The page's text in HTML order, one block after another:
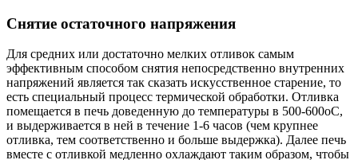
Снятие остаточного напряжения
Для средних или достаточно мелких отливок самым
эффективным способом снятия непосредственно внутренних
напряжений является так сказать искусственное старение, то
есть специальный процесс термической обработки. Отливка
помещается в печь доведенную до температуры в 500-600оС,
и выдерживается в ней в течение 1-6 часов (чем крупнее
отливка, тем соответственно и больше выдержка). Далее печь
вместе с отливкой медленно охлаждают таким образом, чтобы